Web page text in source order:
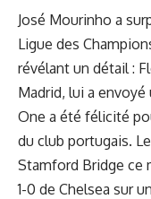
José Mourinho a
Ligue des
révélant un détail :
Madrid, lui a
One a été félicité
du club portugais.
Stamford Bridge ce
1-0 de Chelsea sur